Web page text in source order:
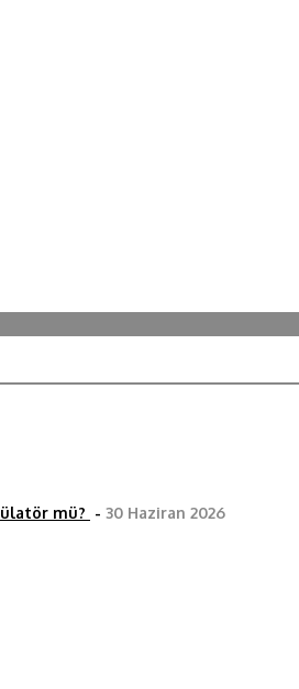
mü? - 30 Haziran 2026